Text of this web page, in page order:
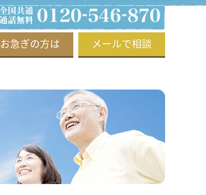
お急ぎの方は メールで相談